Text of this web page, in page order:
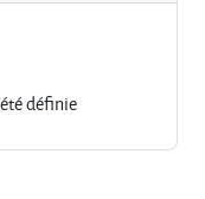
définie